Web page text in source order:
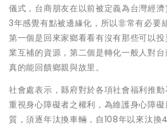
儀式，台商朋友在以前被定義為台灣經
3年感覺有點被邊緣化，所以非常有必要
第一個是回來家鄉看看有沒有那些可以
業互補的資源，第二個是轉化一般人對
真的能回饋鄉親與故里。
社會處表示，縣府對於各項社會福利推
重視身心障礙者之權利，為維護身心障
質，須逐年汰換車輛，自108年以來汰